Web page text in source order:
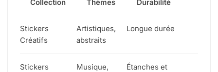
Collection Thèmes Durabilité
Stickers
Créatifs
Artistiques,
abstraits
Longue durée
Stickers
Musique,
Étanches et